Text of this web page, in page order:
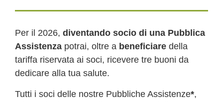
Per il 2026, diventando socio di una Pubblica
Assistenza potrai, oltre a beneficiare della
tariffa riservata ai soci, ricevere tre buoni da
dedicare alla tua salute.
Tutti i soci delle nostre Pubbliche Assistenze*,